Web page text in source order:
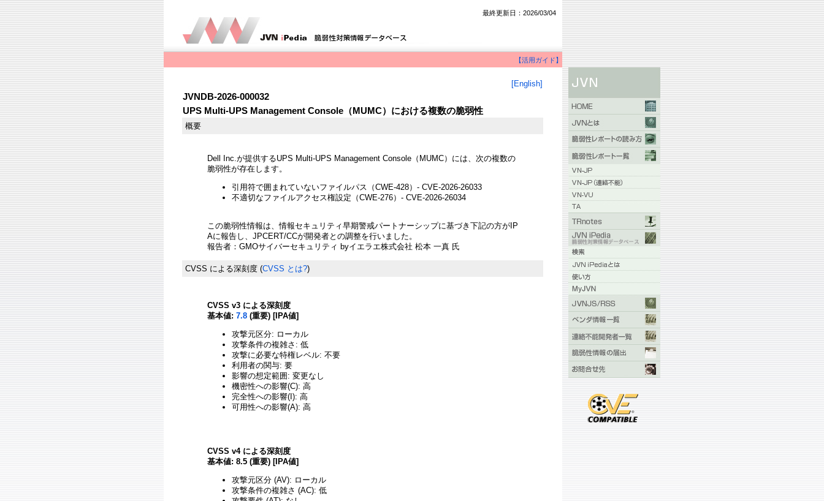
最終更新日：2026/03/04
【活用ガイド】
[English]
JVNDB-2026-000032
UPS Multi-UPS Management Console（MUMC）における複数の脆弱性
概要
Dell Inc.が提供するUPS Multi-UPS Management Console（MUMC）には、次の複数の
脆弱性が存在します。
引用符で囲まれていないファイルパス（CWE-428）- CVE-2026-26033
不適切なファイルアクセス権設定（CWE-276）- CVE-2026-26034
この脆弱性情報は、情報セキュリティ早期警戒パートナーシップに基づき下記の方がIP
Aに報告し、JPCERT/CCが開発者との調整を行いました。
報告者：GMOサイバーセキュリティ byイエラエ株式会社 松本 一真 氏
CVSS による深刻度 (CVSS とは?)
CVSS v3 による深刻度
基本値: 7.8 (重要) [IPA値]
攻撃元区分: ローカル
攻撃条件の複雑さ: 低
攻撃に必要な特権レベル: 不要
利用者の関与: 要
影響の想定範囲: 変更なし
機密性への影響(C): 高
完全性への影響(I): 高
可用性への影響(A): 高
CVSS v4 による深刻度
基本値: 8.5 (重要) [IPA値]
攻撃元区分 (AV): ローカル
攻撃条件の複雑さ (AC): 低